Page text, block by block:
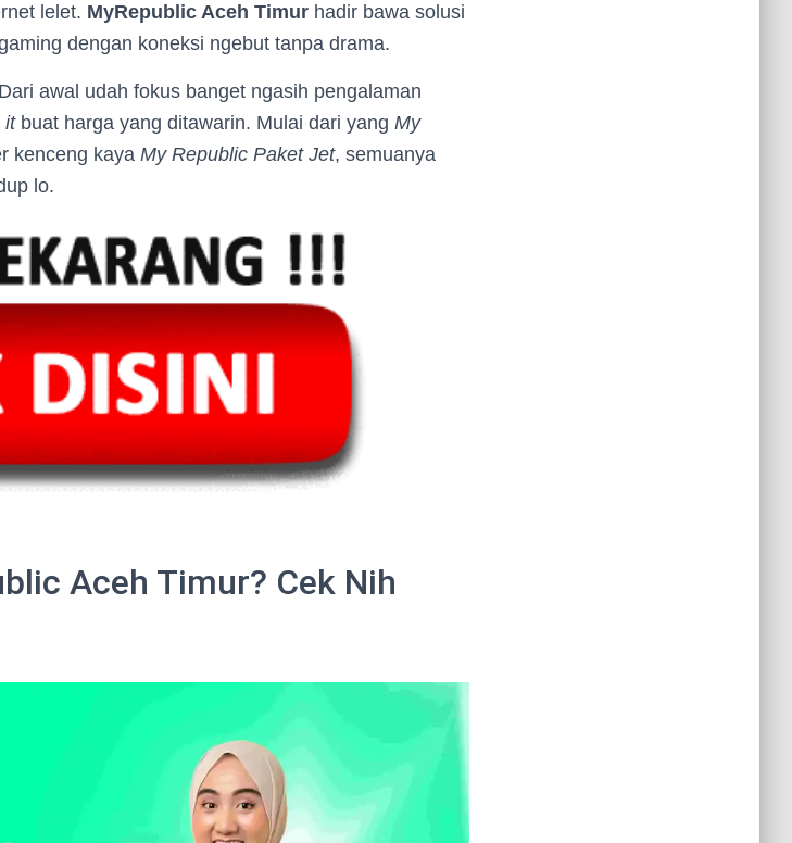
lelet. MyRepublic Aceh Timur hadir bawa solusi
dengan koneksi ngebut tanpa drama.
awal udah fokus banget ngasih pengalaman
itbuat harga yang ditawarin. Mulai dari yang My
kenceng kaya My Republic Paket Jet, semuanya
lo.
Aceh Timur? Cek Nih